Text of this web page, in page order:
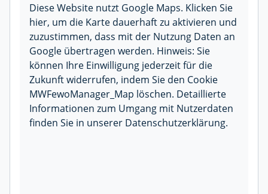
Diese Website nutzt Google Maps. Klicken Sie
hier, um die Karte dauerhaft zu aktivieren und
zuzustimmen, dass mit der Nutzung Daten an
Google übertragen werden. Hinweis: Sie
können Ihre Einwilligung jederzeit für die
Zukunft widerrufen, indem Sie den Cookie
MWFewoManager_Map löschen. Detaillierte
Informationen zum Umgang mit Nutzerdaten
finden Sie in unserer Datenschutzerklärung.